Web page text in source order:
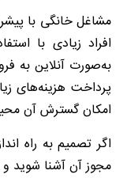
مشاغل خانگی با
افراد زیادی با
به‌صورت آنلاین به
پرداخت هزینه‌های
امکان گسترش آن
اگر تصمیم به راه
مجوز آن آشنا شوید